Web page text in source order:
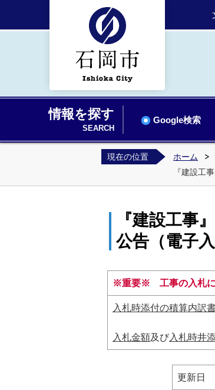
情報を探す
SEARCH
Google検索
現在の位置 ホーム
『建設工
『建設工事
公告（電子
※重要※ 工事の入札
入札時添付の積算内訳
入札金額及び入札時井
更新日